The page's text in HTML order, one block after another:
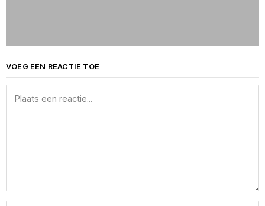
VOEG EEN REACTIE TOE